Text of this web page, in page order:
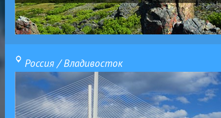
Россия / Владивосток